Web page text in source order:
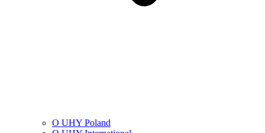
O UHY Poland